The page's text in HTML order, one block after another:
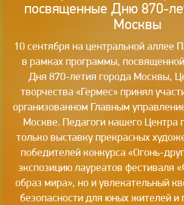
посвященные Дню 870-
Москвы
10 сентября на центральной аллее
в рамках программы,
Дня 870-летия города Москвы,
творчества «Гермес» принял
организованном Главным
Москве. Педагоги нашего Центра
только выставку прекрасных
победителей конкурса «Огонь-
экспозицию лауреатов фестиваля
образ мира», но и увлекательный
безопасности для юных жителей и